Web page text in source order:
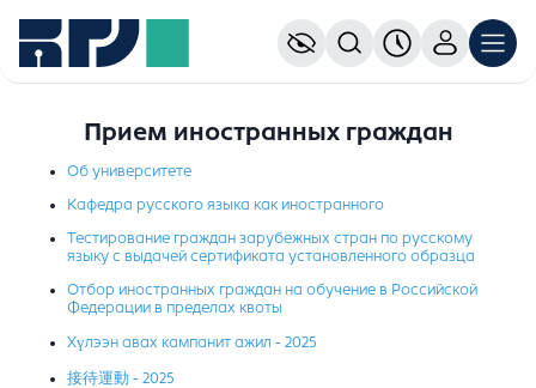
Прием иностранных граждан
Об университете
Кафедра русского языка как иностранного
Тестирование граждан зарубежных стран по русскому
языку с выдачей сертификата установленного образца
Отбор иностранных граждан на обучение в Российской
Федерации в пределах квоты
Хүлээн авах кампанит ажил - 2025
接待運動 - 2025